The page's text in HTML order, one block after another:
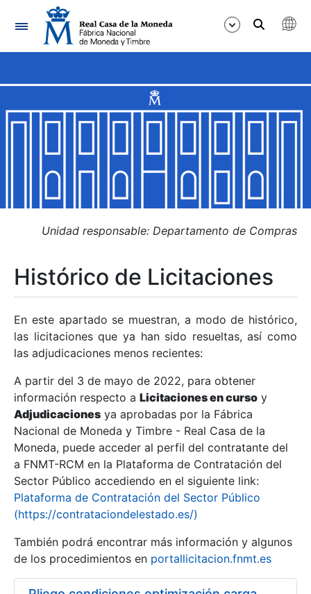
Navegación
Mostrar/Ocultar
Mostrar/Ocultar
Mostrar/Ocultar
Mostrar/Ocultar
Mostrar/Ocultar
Mostrar/Ocultar
Unidad responsable: Departamento de Compras
Histórico de Licitaciones
En este apartado se muestran, a modo de histórico,
las licitaciones que ya han sido resueltas, así como
las adjudicaciones menos recientes:
A partir del 3 de mayo de 2022, para obtener
información respecto a Licitaciones en curso y
Adjudicaciones ya aprobadas por la Fábrica
Nacional de Moneda y Timbre - Real Casa de la
Moneda, puede acceder al perfil del contratante del
a FNMT-RCM en la Plataforma de Contratación del
Sector Público accediendo en el siguiente link:
Plataforma de Contratación del Sector Público
(https://contrataciondelestado.es/)
También podrá encontrar más información y algunos
de los procedimientos en portallicitacion.fnmt.es